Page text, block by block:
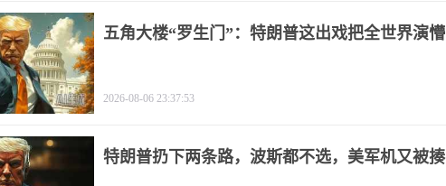
五角大楼“罗生门”：特朗普这出戏把全世界演懵
2026-08-06 23:37:53
特朗普扔下两条路，波斯都不选，美军机又被揍